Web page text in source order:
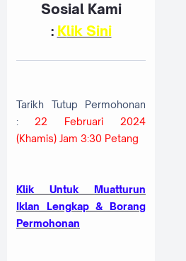
Sosial Kami
: Klik Sini
Tarikh Tutup Permohonan
: 22 Februari 2024
(Khamis) Jam 3:30 Petang
Klik Untuk Muatturun
Iklan Lengkap & Borang
Permohonan